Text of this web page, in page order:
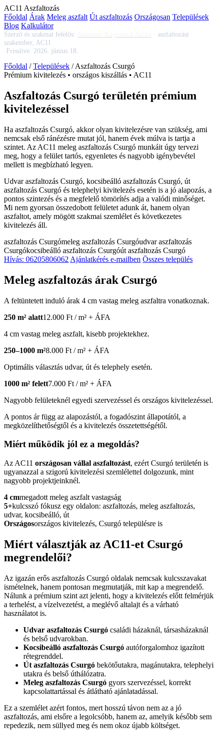
AC11 Aszfaltozás
Főoldal Árak Meleg aszfalt Út aszfaltozás Országosan Települések
Blog Kalkulátor
Szerző és szakmai felelős: · aszfaltozási
szakember, AC11
Frissítve: 2026. június 18.
Főoldal /Települések /Aszfaltozás Csurgó
Prémium kivitelezés • országos kiszállás • AC11
Aszfaltozás Csurgó területén prémium
kivitelezéssel
Ha aszfaltozás Csurgó, akkor olyan kivitelezésre van szükség, ami
nemcsak első ránézésre mutat jól, hanem évek múlva is tartja a
szintet. Az AC11 meleg aszfaltozás Csurgó munkáit úgy tervezi
meg, hogy a felület tartós, egyenletes és nagyobb igénybevétel
mellett is megbízható legyen.
Udvar aszfaltozás Csurgó, kocsibeálló aszfaltozás Csurgó, út
aszfaltozás Csurgó és telephelyi kivitelezés esetén is a jó alapozás, a
pontos szintezés és a megfelelő tömörítés adja a valódi minőséget.
Mi nem gyorsan összedobott felületet adunk át, hanem olyan
aszfaltot, amely mögött szakmai szemlélet és következetes
kivitelezés áll.
aszfaltozás Csurgómeleg aszfaltozás Csurgóudvar aszfaltozás
Csurgókocsibeálló aszfaltozás Csurgóút aszfaltozás Csurgó
Hívás: 06205806062 Ajánlatkérés e-mailben Összes település
Meleg aszfaltozás árak Csurgó
A feltüntetett induló árak 4 cm vastag meleg aszfaltra vonatkoznak.
250 m² alatt12.000 Ft / m² + ÁFA
4 cm vastag meleg aszfalt, kisebb projektekhez.
250–1000 m²8.000 Ft / m² + ÁFA
Optimális választás udvar, út és telephely esetén.
1000 m² felett7.000 Ft / m² + ÁFA
Nagyobb felületeknél egyedi szervezéssel és országos kivitelezéssel.
A pontos ár függ az alapozástól, a fogadószint állapotától, a
megközelíthetőségtől és a kivitelezés összetettségétől.
Miért működik jól ez a megoldás?
Az AC11 országosan vállal aszfaltozást, ezért Csurgó területén is
ugyanazzal a szigorú kivitelezési szemlélettel dolgozunk, mint
nagyobb projektjeinknél.
4 cmmegadott meleg aszfalt vastagság
5+kulcsszó fókusz egy oldalon: aszfaltozás, meleg aszfaltozás,
udvar, kocsibeálló, út
Országosországos kivitelezés, Csurgó településre is
Miért választják az AC11-et Csurgó
megrendelői?
Az igazán erős aszfaltozás Csurgó oldalak nemcsak kulcsszavakat
ismételnek, hanem pontosan megmutatják, mit kap a megrendelő.
Nálunk a prémium szint azt jelenti, hogy a kivitelezés előtt felmérjük
a terhelést, a vízelvezetést, a meglévő altalajt és a várható
használatot is.
Udvar aszfaltozás Csurgó családi házaknál, társasházaknál
és belső udvarokban.
Kocsibeálló aszfaltozás Csurgó autóforgalomhoz igazított
rétegrenddel.
Út aszfaltozás Csurgó bekötőutakra, magánutakra, telephelyi
utakra és belső úthálózatra.
Meleg aszfaltozás Csurgó gyors szervezéssel, korrekt
kapcsolattartással és átlátható ajánlatadással.
Ez a szemlélet azért fontos, mert hosszú távon nem az a jó
aszfaltozás, ami elsőre a legolcsóbb, hanem az, amelyik később sem
repedezik, nem süllyed meg és nem okoz újabb költséget.